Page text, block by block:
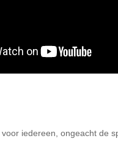
iedereen, ongeacht de